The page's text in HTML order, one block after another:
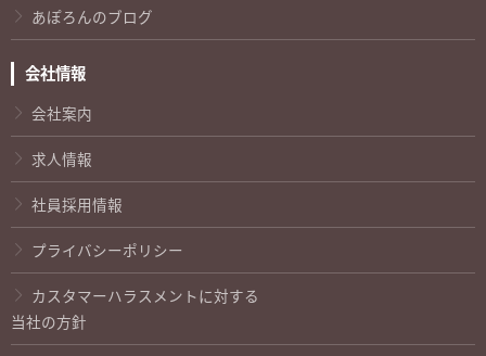
あぽろんのブログ
会社情報
会社案内
求人情報
社員採用情報
プライバシーポリシー
カスタマーハラスメントに対する
当社の方針